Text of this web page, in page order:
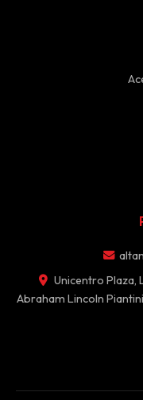
Unicentro Plaza,
Abraham Lincoln